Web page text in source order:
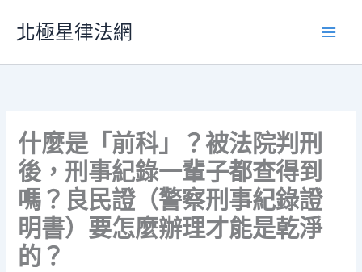
要
北極星律法網
什麼是「前科」？被法院判刑
後，刑事紀錄一輩子都查得到
嗎？良民證（警察刑事紀錄證
明書）要怎麼辦理才能是乾淨
的？